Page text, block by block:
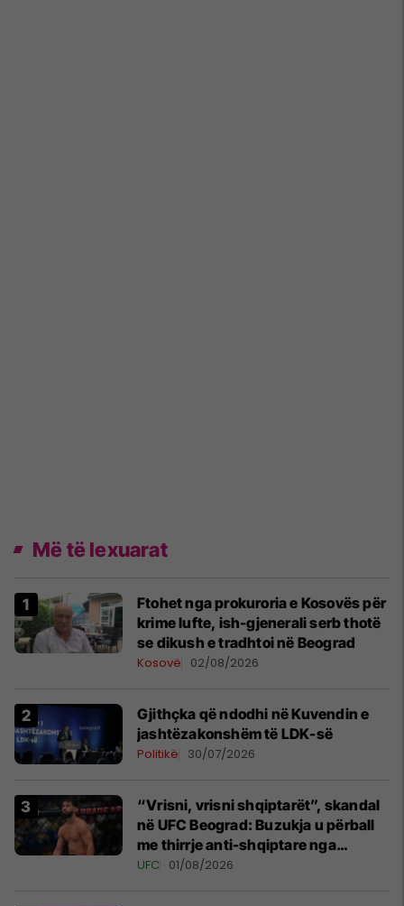
Më të lexuarat
Ftohet nga prokuroria e Kosovës për
krime lufte, ish-gjenerali serb thotë
se dikush e tradhtoi në Beograd
Kosovë 02/08/2026
Gjithçka që ndodhi në Kuvendin e
jashtëzakonshëm të LDK-së
Politikë 30/07/2026
“Vrisni, vrisni shqiptarët”, skandal
në UFC Beograd: Buzukja u përball
me thirrje anti-shqiptare nga
tribunat
UFC 01/08/2026